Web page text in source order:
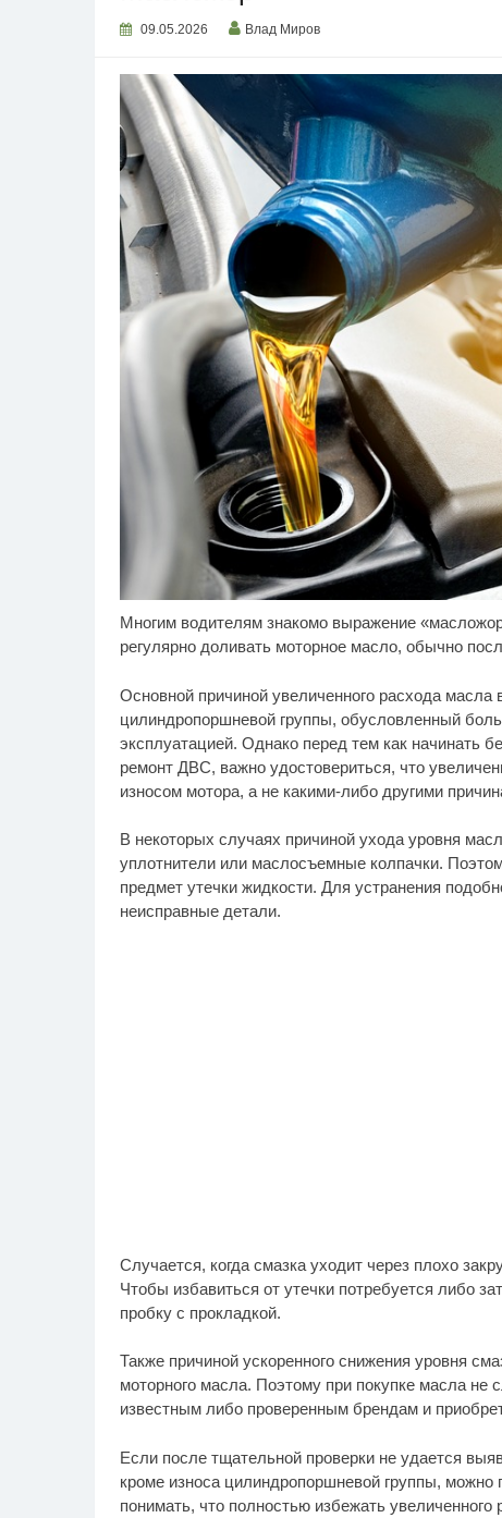
09.05.2026 Влад Миров
Многим водителям знакомо выражение
регулярно доливать моторное масло, обычно
Основной причиной увеличенного расхода масла
цилиндропоршневой группы, обусловленный
эксплуатацией. Однако перед тем как начинать
ремонт ДВС, важно удостовериться, что
износом мотора, а не какими-либо другими
В некоторых случаях причиной ухода уровня
уплотнители или маслосъемные колпачки.
предмет утечки жидкости. Для устранения
неисправные детали.
Случается, когда смазка уходит через плохо
Чтобы избавиться от утечки потребуется либо
пробку с прокладкой.
Также причиной ускоренного снижения уровня
моторного масла. Поэтому при покупке масла не
известным либо проверенным брендам и
Если после тщательной проверки не удается
кроме износа цилиндропоршневой группы,
понимать, что полностью избежать
i
Скрытая камера на
пляже Крыма: Что люди
вытворяют, когда их не